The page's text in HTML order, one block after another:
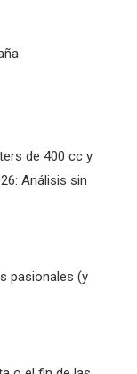
de 400 cc y
Análisis sin
pasionales (y